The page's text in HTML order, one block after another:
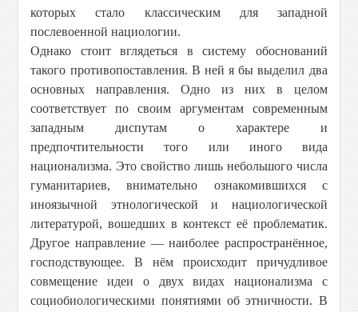
которых стало классическим для западной
послевоенной нациологии.
Однако стоит вглядеться в систему обоснований
такого противопоставления. В ней я бы выделил два
основных направления. Одно из них в целом
соответствует по своим аргументам современным
западным диспутам о характере и
предпочтительности того или иного вида
национализма. Это свойство лишь небольшого числа
гуманитариев, внимательно ознакомившихся с
иноязычной этнологической и нациологической
литературой, вошедших в контекст её проблематик.
Другое направление — наиболее распространённое,
господствующее. В нём происходит причудливое
совмещение идеи о двух видах национализма с
социобиологическими понятиями об этничности. В